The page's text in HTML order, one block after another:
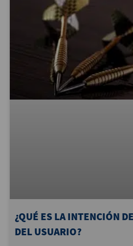
¿QUÉ ES LA INTENCIÓN
DEL USUARIO?